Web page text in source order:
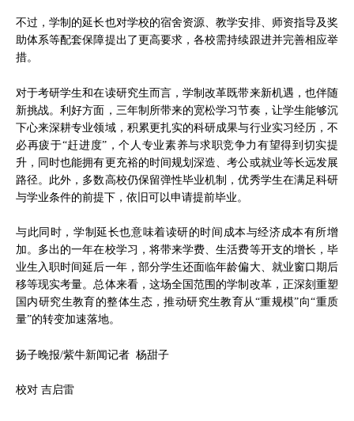
不过，学制的延长也对学校的宿舍资源、教学安排、师资指导及奖
助体系等配套保障提出了更高要求，各校需持续跟进并完善相应举
措。
对于考研学生和在读研究生而言，学制改革既带来新机遇，也伴随
新挑战。利好方面，三年制所带来的宽松学习节奏，让学生能够沉
下心来深耕专业领域，积累更扎实的科研成果与行业实习经历，不
必再疲于“赶进度”，个人专业素养与求职竞争力有望得到切实提
升，同时也能拥有更充裕的时间规划深造、考公或就业等长远发展
路径。此外，多数高校仍保留弹性毕业机制，优秀学生在满足科研
与学业条件的前提下，依旧可以申请提前毕业。
与此同时，学制延长也意味着读研的时间成本与经济成本有所增
加。多出的一年在校学习，将带来学费、生活费等开支的增长，毕
业生入职时间延后一年，部分学生还面临年龄偏大、就业窗口期后
移等现实考量。总体来看，这场全国范围的学制改革，正深刻重塑
国内研究生教育的整体生态，推动研究生教育从“重规模”向“重质
量”的转变加速落地。
扬子晚报/紫牛新闻记者 杨甜子
校对 吉启雷